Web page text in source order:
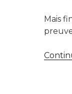
Mais